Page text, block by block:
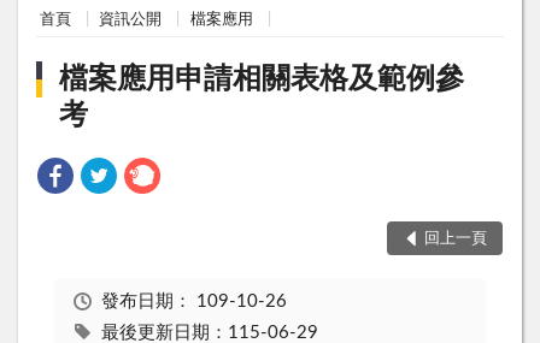
首頁 資訊公開 檔案應用
檔案應用申請相關表格及範例參
考
回上一頁
發布日期： 109-10-26
最後更新日期：115-06-29